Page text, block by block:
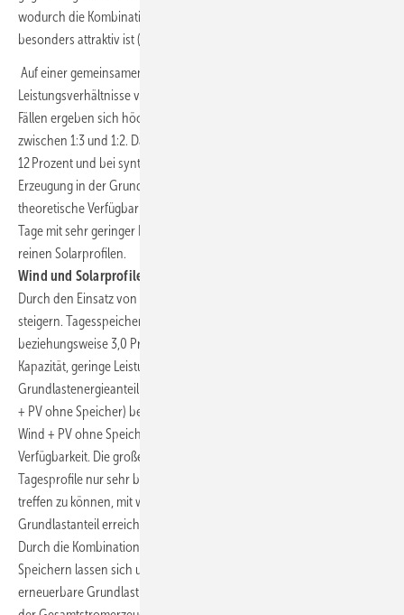
wodurch die Kombination beider Technologien systemisch
besonders attraktiv ist (Abbildung 1).
Auf einer gemeinsamen Fläche lassen sich Wind zu Solar
Leistungsverhältnisse von 1:1 bis 1:5 realisieren. In den untersuchten
Fällen ergeben sich höchste Grundlastanteile bei Verhältnissen
zwischen 1:3 und 1:2. Dabei liegen im konkreten Projektbeispiel
12 Prozent und bei synthetischen Profilen bis zu 44 Prozent der
Erzeugung in der Grundlast. Bereits ohne Speicher kann eine
theoretische Verfügbarkeit bis zu 100 Prozent erreicht werden, da
Tage mit sehr geringer Erzeugung insgesamt seltener auftreten als bei
reinen Solarprofilen.
Wind und Solarprofile plus Speicher
Durch den Einsatz von Speichern lässt sich der Grundlastanteil weiter
steigern. Tagesspeicher (24 h) mit Kapazitäten von etwa 1,4 Prozent
beziehungsweise 3,0 Prozent der installierten Leistung (große
Kapazität, geringe Leistung) von Wind plus Solar erhöhen den
Grundlastenergieanteil auf rund 21 Prozent (von 12 Prozent für Wind
+ PV ohne Speicher) beziehungsweise 63 Prozent (von 44 Prozent für
Wind + PV ohne Speicher), jeweils bei theoretisch vollständiger
Verfügbarkeit. Die große Spanne verdeutlicht, dass synthetische
Tagesprofile nur sehr bedingt geeignet sind, um eine Aussage darüber
treffen zu können, mit welcher Wahrscheinlichkeit welcher
Grundlastanteil erreicht werden kann.
Durch die Kombination von Wind und Solarprofilen mit ergänzenden
Speichern lassen sich unter teilweise idealisierten Bedingungen
erneuerbare Grundlastprofile erzeugen. Der grundlastfähige Anteil